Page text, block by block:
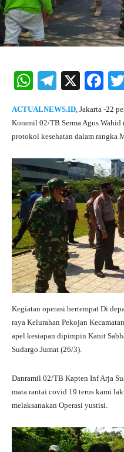
W
ts
A
pp
Te
gr
a
m
X
Fa
bo
ok
ACTUALNEWS.ID , Jakarta -22
Koramil 02/TB Serma Agus
protokol kesehatan dalam rangka
Kegiatan operasi bertempat Di
raya Kelurahan Pekojan
apel kesiapan dipimpin Kanit
Sudargo.Jumat (26/3).
Danramil 02/TB Kapten Inf Arja
mata rantai covid 19 terus kami
melaksanakan Operasi yustisi.